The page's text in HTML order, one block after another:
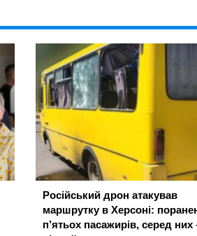
Російський дрон атакував
маршрутку в Херсоні:
п’ятьох пасажирів, серед них